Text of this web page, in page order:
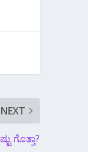
NEXT
ಗೊತ್ತಾ?